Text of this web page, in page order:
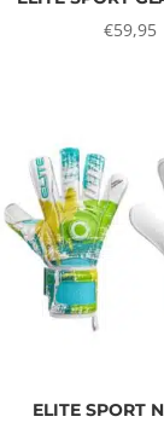
€59,95
ELITE SPORT